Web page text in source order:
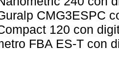
CMG3ESPC
120 con
FBA ES-T con